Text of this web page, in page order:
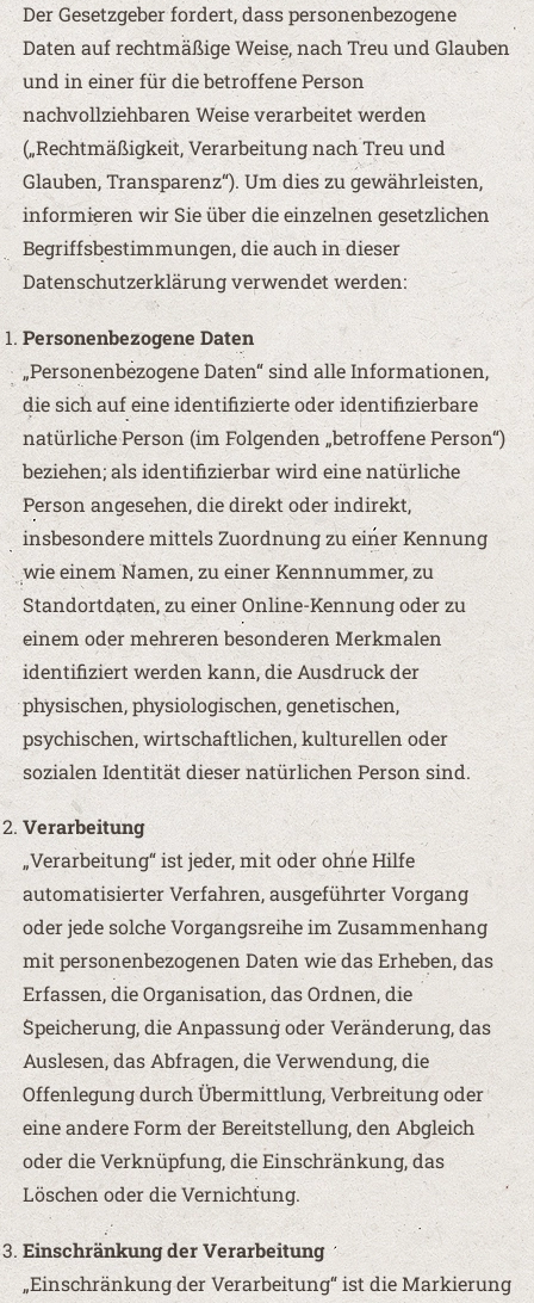
Der Gesetzgeber fordert, dass personenbezogene
Daten auf rechtmäßige Weise, nach Treu und Glauben
und in einer für die betroffene Person
nachvollziehbaren Weise verarbeitet werden
(„Rechtmäßigkeit, Verarbeitung nach Treu und
Glauben, Transparenz“). Um dies zu gewährleisten,
informieren wir Sie über die einzelnen gesetzlichen
Begriffsbestimmungen, die auch in dieser
Datenschutzerklärung verwendet werden:
Personenbezogene Daten
„Personenbezogene Daten“ sind alle Informationen,
die sich auf eine identifizierte oder identifizierbare
natürliche Person (im Folgenden „betroffene Person“)
beziehen; als identifizierbar wird eine natürliche
Person angesehen, die direkt oder indirekt,
insbesondere mittels Zuordnung zu einer Kennung
wie einem Namen, zu einer Kennnummer, zu
Standortdaten, zu einer Online-Kennung oder zu
einem oder mehreren besonderen Merkmalen
identifiziert werden kann, die Ausdruck der
physischen, physiologischen, genetischen,
psychischen, wirtschaftlichen, kulturellen oder
sozialen Identität dieser natürlichen Person sind.
Verarbeitung
„Verarbeitung“ ist jeder, mit oder ohne Hilfe
automatisierter Verfahren, ausgeführter Vorgang
oder jede solche Vorgangsreihe im Zusammenhang
mit personenbezogenen Daten wie das Erheben, das
Erfassen, die Organisation, das Ordnen, die
Speicherung, die Anpassung oder Veränderung, das
Auslesen, das Abfragen, die Verwendung, die
Offenlegung durch Übermittlung, Verbreitung oder
eine andere Form der Bereitstellung, den Abgleich
oder die Verknüpfung, die Einschränkung, das
Löschen oder die Vernichtung.
Einschränkung der Verarbeitung
„Einschränkung der Verarbeitung“ ist die Markierung